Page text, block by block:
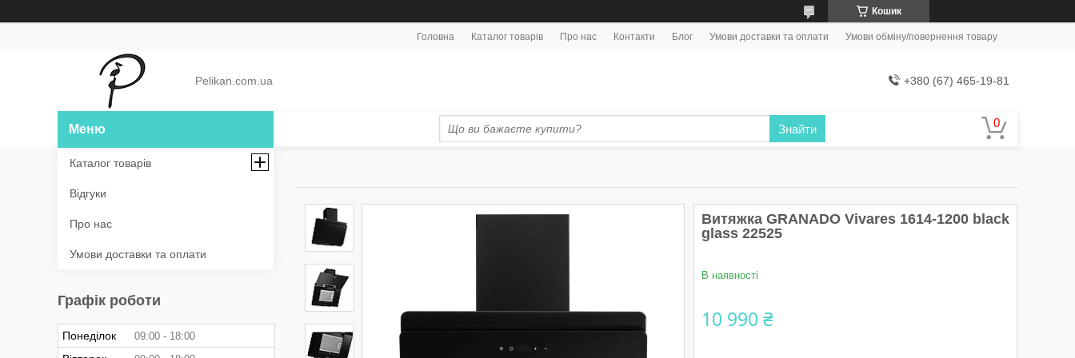
Кошик
Головна Каталог товарів Про нас Контакти Блог Умови доставки та оплати Умови обміну/повернення товару
Pelikan.com.ua +380 (67) 465-19-81
Знайти
Витяжка GRANADO Vivares 1614-1200 black
glass 22525
В наявності
10 990 ₴
Каталог товарів
Відгуки
Про нас
Умови доставки та оплати
Графік роботи
Понеділок 09:00 18:00